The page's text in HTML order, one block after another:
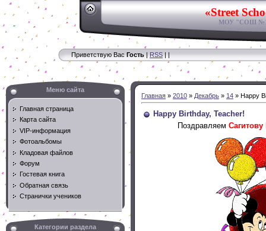
«Street
МОУ "СОШ
Приветствую Вас Гость|RSS||
Меню сайта
Главная страница
Карта сайта
VIP-информация
Фотоальбомы
Кладовая файлов
Форум
Гостевая книга
Обратная связь
Странички учеников
Категории раздела
Главная » 2010 » Декабрь » 14 » Happy
Happy Birthday, Teacher!
Поздравляем